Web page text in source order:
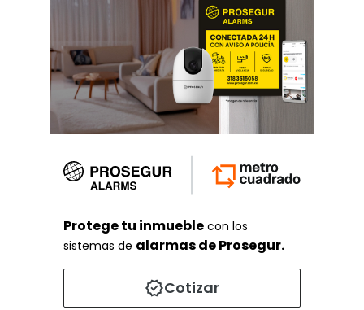
Protege tu inmueble con los
sistemas de alarmas de Prosegur.
Cotizar